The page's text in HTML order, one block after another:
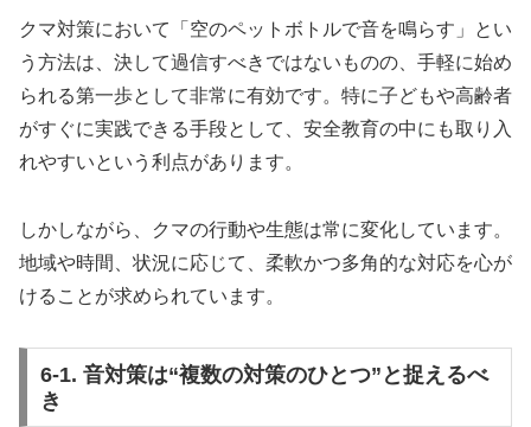
クマ対策において「空のペットボトルで音を鳴らす」とい
う方法は、決して過信すべきではないものの、手軽に始め
られる第一歩として非常に有効です。特に子どもや高齢者
がすぐに実践できる手段として、安全教育の中にも取り入
れやすいという利点があります。
しかしながら、クマの行動や生態は常に変化しています。
地域や時間、状況に応じて、柔軟かつ多角的な対応を心が
けることが求められています。
6-1. 音対策は“複数の対策のひとつ”と捉えるべ
き